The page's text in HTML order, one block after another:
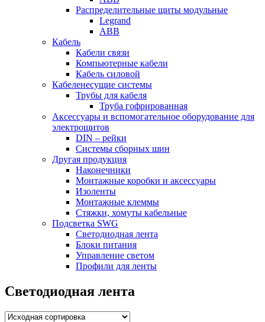
Распределительные щиты модульные
Legrand
ABB
Кабель
Кабели связи
Компьютерные кабели
Кабель силовой
Кабеленесущие системы
Трубы для кабеля
Труба гофрированная
Аксессуары и вспомогательное оборудование для
электрощитов
DIN – рейки
Системы сборных шин
Другая продукция
Наконечники
Монтажные коробки и аксессуары
Изоленты
Монтажные клеммы
Стяжки, хомуты кабельные
Подсветка SWG
Светодиодная лента
Блоки питания
Управление светом
Профили для ленты
Светодиодная лента